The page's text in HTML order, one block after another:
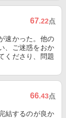
67.22点
速かった。他の
、ご迷惑をおか
くださり、問題
66.43点
結するのが良か